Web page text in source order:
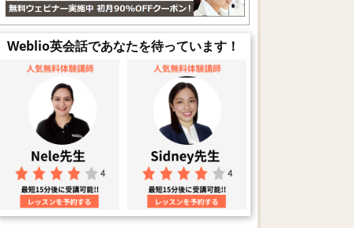
Weblio英会話であなたを待っています！